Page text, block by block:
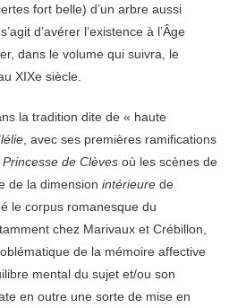
fort belle) d’un arbre aussi
d’avérer l’existence à l’Âge
dans le volume qui suivra, le
XIXe siècle.
la tradition dite de « haute
, avec ses premières ramifications
Princesse de Clèves où les scènes de
de la dimension intérieure de
le corpus romanesque du
chez Marivaux et Crébillon,
de la mémoire affective
mental du sujet et/ou son
en outre une sorte de mise en